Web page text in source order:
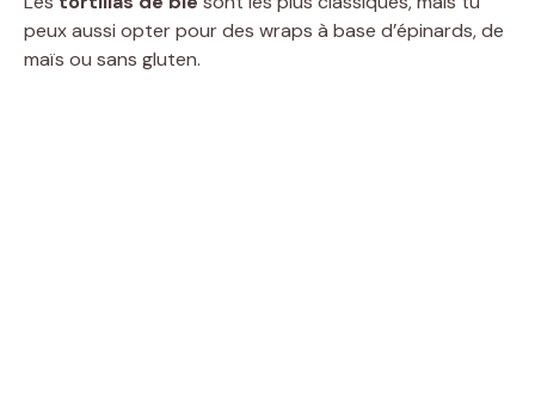
peux aussi opter pour des wraps à base d’épinards, de
maïs ou sans gluten.